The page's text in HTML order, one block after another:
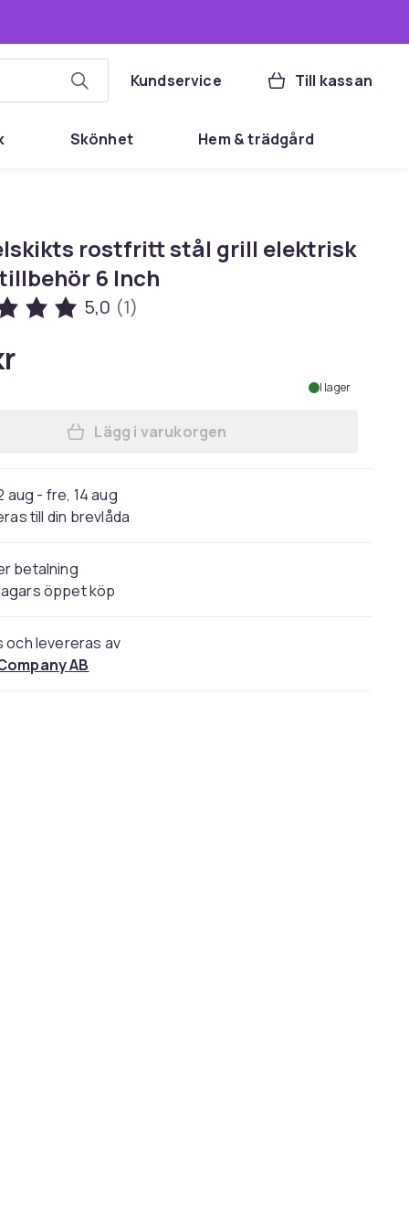
Kundservice Till kassan
Skönhet Hem & trädgård
rostfritt stål grill elektrisk
6 Inch
5,0 (1)
I lager
Lägg till Dubbelskikts rostfritt stål
Lägg i varukorgen
aug - fre, 14 aug
till din brevlåda
betalning
öppet köp
och levereras av
AB